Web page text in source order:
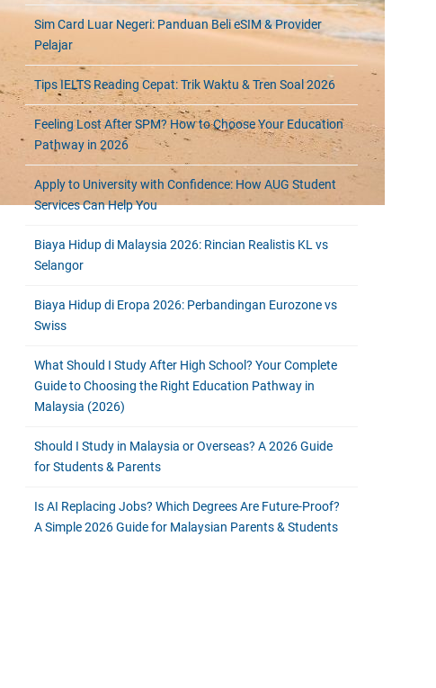
Sim Card Luar Negeri: Panduan Beli eSIM & Provider
Pelajar
Tips IELTS Reading Cepat: Trik Waktu & Tren Soal 2026
Feeling Lost After SPM? How to Choose Your Education
Pathway in 2026
Apply to University with Confidence: How AUG Student
Services Can Help You
Biaya Hidup di Malaysia 2026: Rincian Realistis KL vs
Selangor
Biaya Hidup di Eropa 2026: Perbandingan Eurozone vs
Swiss
What Should I Study After High School? Your Complete
Guide to Choosing the Right Education Pathway in
Malaysia (2026)
Should I Study in Malaysia or Overseas? A 2026 Guide
for Students & Parents
Is AI Replacing Jobs? Which Degrees Are Future-Proof?
A Simple 2026 Guide for Malaysian Parents & Students